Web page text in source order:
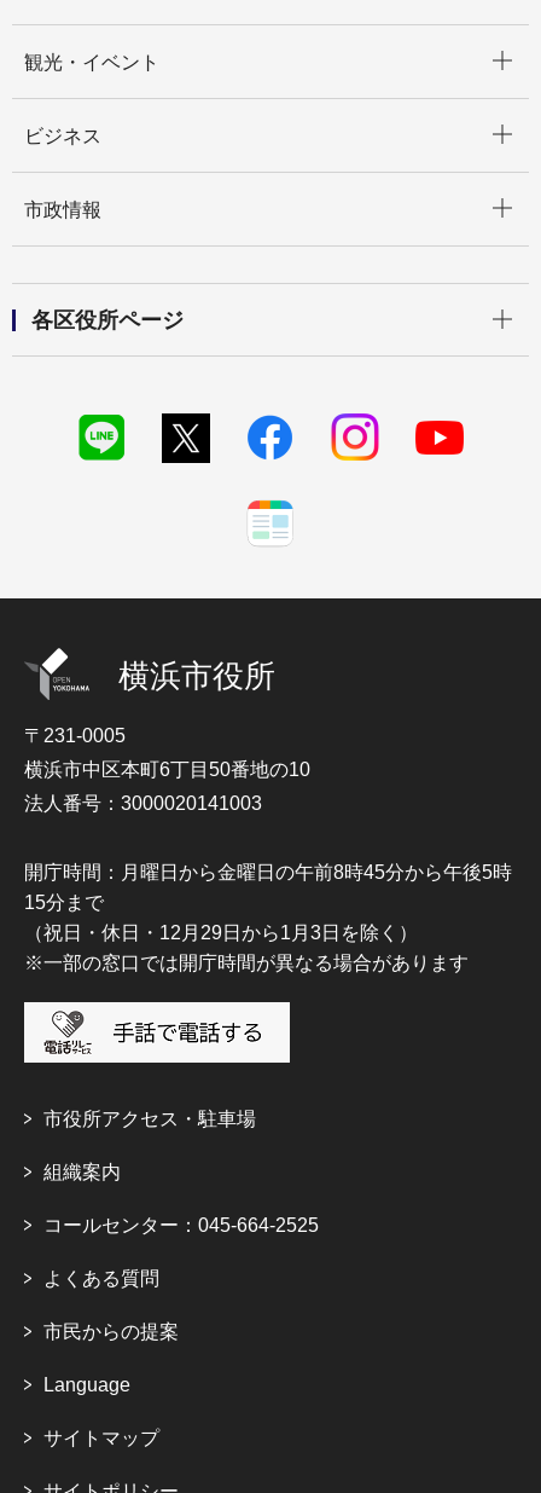
観光・イベント
ビジネス
市政情報
各区役所ページ
横浜市役所
〒231-0005
横浜市中区本町6丁目50番地の10
法人番号：3000020141003
開庁時間：月曜日から金曜日の午前8時45分から午後5時
15分まで
（祝日・休日・12月29日から1月3日を除く）
※一部の窓口では開庁時間が異なる場合があります
市役所アクセス・駐車場
組織案内
コールセンター：045-664-2525
よくある質問
市民からの提案
Language
サイトマップ